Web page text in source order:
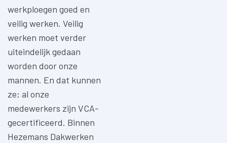
werkploegen goed en
veilig werken. Veilig
werken moet verder
uiteindelijk gedaan
worden door onze
mannen. En dat kunnen
ze; al onze
medewerkers zijn VCA-
gecertificeerd. Binnen
Hezemans Dakwerken